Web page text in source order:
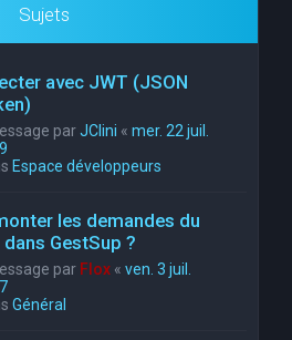
Sujets
avec JWT (JSON
parJClini « mer. 22 juil.
Espace développeurs
les demandes du
GestSup ?
par Flox « ven. 3 juil.
Général